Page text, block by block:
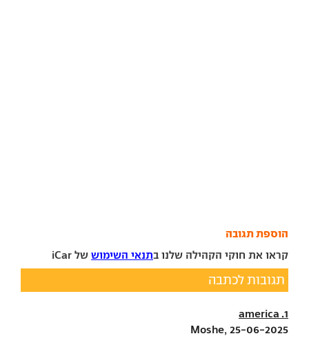
הוספת תגובה
קראו את חוקי הקהילה שלנו בתנאי השימוש של iCar
תגובות לכתבה
1. america
Moshe, 25-06-2025